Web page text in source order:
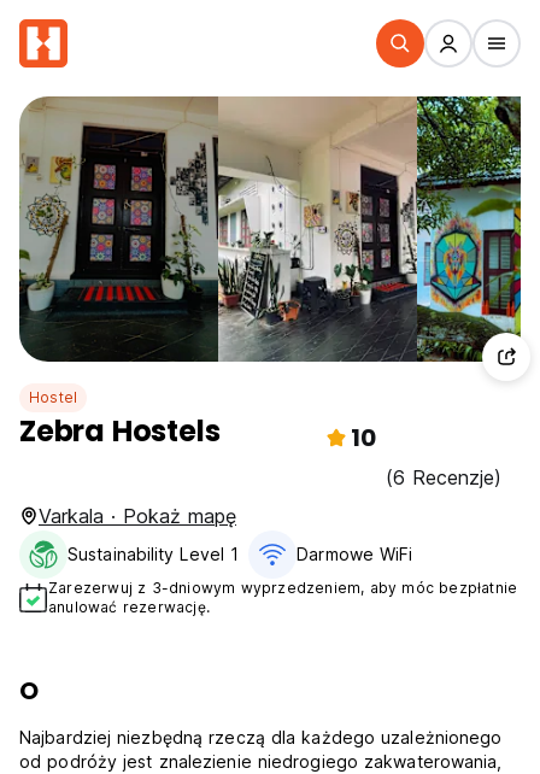
Hostel
Zebra Hostels 10
(6 Recenzje)
Varkala · Pokaż mapę
Sustainability Level 1 Darmowe WiFi
Zarezerwuj z 3-dniowym wyprzedzeniem, aby móc bezpłatnie
anulować rezerwację.
O
Najbardziej niezbędną rzeczą dla każdego uzależnionego
od podróży jest znalezienie niedrogiego zakwaterowania,